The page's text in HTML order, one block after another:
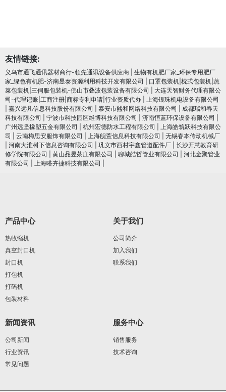
友情链接:
义乌市通飞通讯器材商行-领先通讯设备供应商
生物有机肥厂家_环保专用肥厂
家_绿色有机肥-济南昱泰资源利用科技开发有限公司
口罩包装机|枕式包装机|蔬
菜包装机|三伺服包装机-佛山市叠波包装设备有限公司
大连天智财务代理有限公
司-代理记账|工商注册|商标专利申请|行业资质代办
上海银珠机电设备有限公司
嘉兴远凡信息科技股份有限公司 泰安市熙和网络科技有限公司
成都瑞和春天
科技有限公司
宁波市科技园区维博科技有限公司 济南恒蓝环保设备有限公司
广州远坚橡塑五金有限公司
杭州宏德防水工程有限公司
上海皓筑跃科技有限公
司
云南梅思安服饰有限公司 上海舰萱信息科技有限公司
无锡春本传动机械厂
河南大淮树下信息咨询有限公司 巩义市西村宇鑫管道配件厂
长沙开慧教育研
修学院有限公司
黄山品昱茶庄有限公司 聊城皓哲管业有限公司
河北金聚管业
有限公司
上海嗒卉捷科技有限公司
产品中心
热收缩机
真空封口机
封口机
打包机
打码机
包装材料
关于我们
公司简介
加入我们
联系我们
新闻资讯
公司新闻
行业资讯
常见问题
服务中心
销售服务
技术咨询